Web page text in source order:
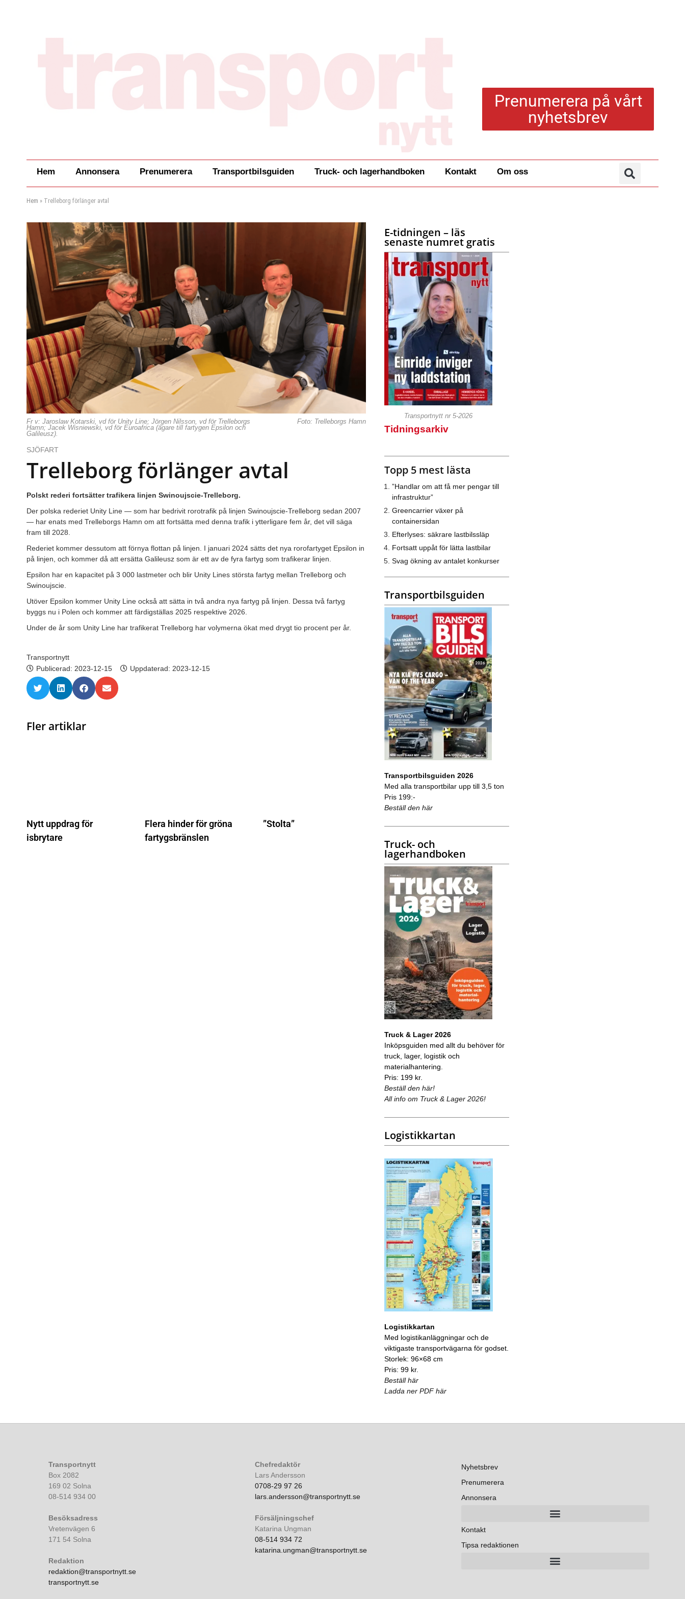
Prenumerera på vårt
nyhetsbrev
Hem Annonsera Prenumerera Transportbilsguiden Truck- och lagerhandboken Kontakt Om oss
Hem » Trelleborg förlänger avtal
Fr v: Jaroslaw Kotarski, vd för Unity Line; Jörgen Nilsson, vd för Trelleborgs
Hamn; Jacek Wisniewski, vd för Euroafrica (ägare till fartygen Epsilon och
Galileusz).
Foto: Trelleborgs Hamn
SJÖFART
Trelleborg förlänger avtal
Polskt rederi fortsätter trafikera linjen Swinoujscie-Trelleborg.
Der polska rederiet Unity Line — som har bedrivit rorotrafik på linjen Swinoujscie-Trelleborg sedan 2007
— har enats med Trelleborgs Hamn om att fortsätta med denna trafik i ytterligare fem år, det vill säga
fram till 2028.
Rederiet kommer dessutom att förnya flottan på linjen. I januari 2024 sätts det nya rorofartyget Epsilon in
på linjen, och kommer då att ersätta Galileusz som är ett av de fyra fartyg som trafikerar linjen.
Epsilon har en kapacitet på 3 000 lastmeter och blir Unity Lines största fartyg mellan Trelleborg och
Swinoujscie.
Utöver Epsilon kommer Unity Line också att sätta in två andra nya fartyg på linjen. Dessa två fartyg
byggs nu i Polen och kommer att färdigställas 2025 respektive 2026.
Under de år som Unity Line har trafikerat Trelleborg har volymerna ökat med drygt tio procent per år.
Transportnytt
Publicerad: 2023-12-15 Uppdaterad: 2023-12-15
Fler artiklar
Nytt uppdrag för
isbrytare
Flera hinder för gröna
fartygsbränslen
”Stolta”
E-tidningen – läs
senaste numret gratis
Transportnytt nr 5-2026
Tidningsarkiv
Topp 5 mest lästa
”Handlar om att få mer pengar till
infrastruktur”
Greencarrier växer på
containersidan
Efterlyses: säkrare lastbilssläp
Fortsatt uppåt för lätta lastbilar
Svag ökning av antalet konkurser
Transportbilsguiden
Transportbilsguiden 2026
Med alla transportbilar upp till 3,5 ton
Pris 199:-
Beställ den här
Truck- och
lagerhandboken
Truck & Lager 2026
Inköpsguiden med allt du behöver för
truck, lager, logistik och
materialhantering.
Pris: 199 kr.
Beställ den här!
All info om Truck & Lager 2026!
Logistikkartan
Logistikkartan
Med logistikanläggningar och de
viktigaste transportvägarna för godset.
Storlek: 96×68 cm
Pris: 99 kr.
Beställ här
Ladda ner PDF här
Transportnytt
Box 2082
169 02 Solna
08-514 934 00
Besöksadress
Vretenvägen 6
171 54 Solna
Redaktion
redaktion@transportnytt.se
transportnytt.se
Chefredaktör
Lars Andersson
0708-29 97 26
lars.andersson@transportnytt.se
Försäljningschef
Katarina Ungman
08-514 934 72
katarina.ungman@transportnytt.se
Nyhetsbrev
Prenumerera
Annonsera
Kontakt
Tipsa redaktionen